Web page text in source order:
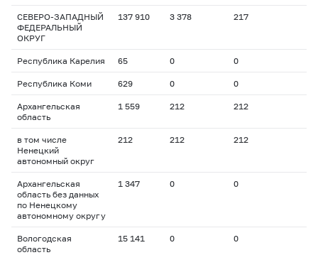
СЕВЕРО-ЗАПАДНЫЙ
ФЕДЕРАЛЬНЫЙ
ОКРУГ
137 910 3 378 217
Республика Карелия 65 0 0
Республика Коми 629 0 0
Архангельская
область
1 559 212 212
в том числе
Ненецкий
автономный округ
212 212 212
Архангельская
область без данных
по Ненецкому
автономному округу
1 347 0 0
Вологодская
область
15 141 0 0